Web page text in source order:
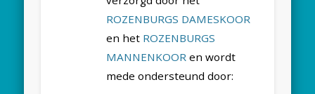
ROZENBURGS DAMESKOOR
en het ROZENBURGS
MANNENKOORen wordt
mede ondersteund door: